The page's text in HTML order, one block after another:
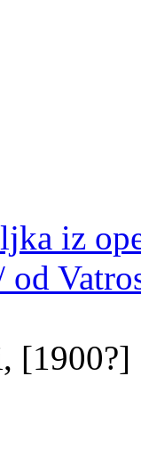
iz
[1900?]